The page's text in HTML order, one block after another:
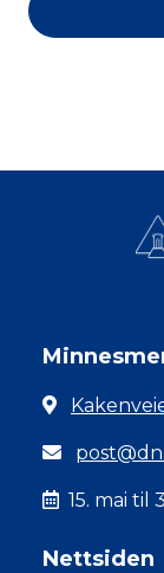
15. mai til
Nettsiden
Norsk